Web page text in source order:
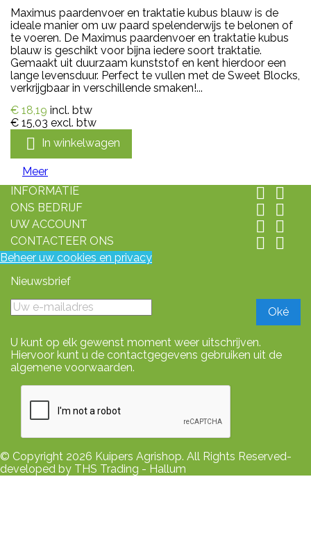
Maximus paardenvoer en traktatie kubus blauw is de
ideale manier om uw paard spelenderwijs te belonen of
te voeren. De Maximus paardenvoer en traktatie kubus
blauw is geschikt voor bijna iedere soort traktatie.
Gemaakt uit duurzaam kunststof en kent hierdoor een
lange levensduur. Perfect te vullen met de Sweet Blocks,
verkrijgbaar in verschillende smaken!...
€ 18,19 incl. btw
€ 15,03 excl. btw
 In winkelwagen
Meer
INFORMATIE
 
ONS BEDRIJF  
UW ACCOUNT  
CONTACTEER ONS  
Beheer uw cookies en privacy
Nieuwsbrief
U kunt op elk gewenst moment weer uitschrijven.
Hiervoor kunt u de contactgegevens gebruiken uit de
algemene voorwaarden.
© Copyright 2026 Kuipers Agrishop. All Rights Reserved-
developed by THS Trading - Hallum